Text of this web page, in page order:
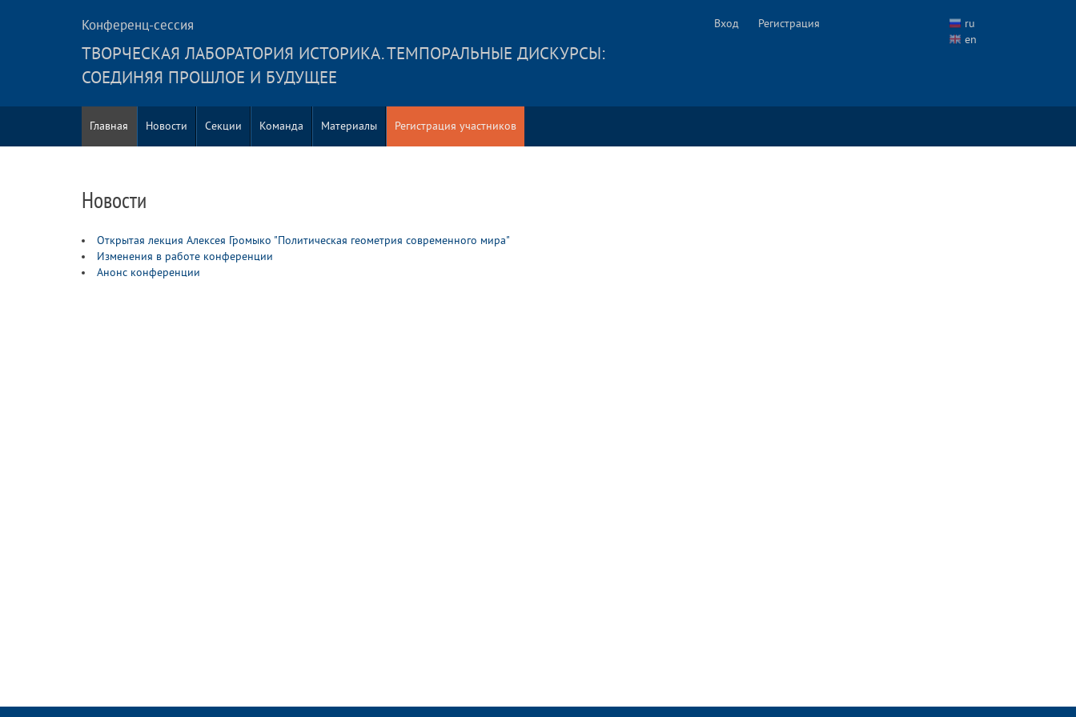
Конференц-сессия
ТВОРЧЕСКАЯ ЛАБОРАТОРИЯ ИСТОРИКА. ТЕМПОРАЛЬНЫЕ ДИСКУРСЫ:
СОЕДИНЯЯ ПРОШЛОЕ И БУДУЩЕЕ
Вход Регистрация
ru
en
Главная Новости Секции Команда Материалы Регистрация участников
Новости
Открытая лекция Алексея Громыко "Политическая геометрия современного мира"
Изменения в работе конференции
Анонс конференции